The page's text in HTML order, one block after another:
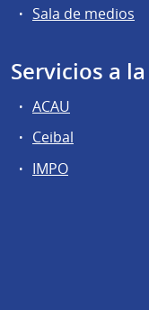
Sala de medios
Servicios a
ACAU
Ceibal
IMPO